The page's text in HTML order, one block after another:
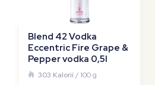
Blend 42 Vodka
Eccentric Fire Grape &
Pepper vodka 0,5l
303 Kalorií/ 100 g